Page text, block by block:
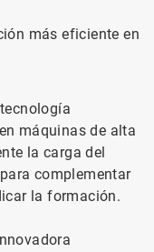
más eficiente en
máquinas de alta
la carga del
complementar
la formación.